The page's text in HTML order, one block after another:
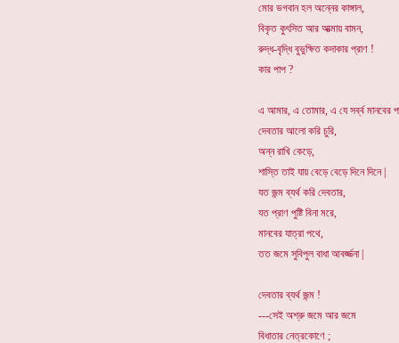
মোর ভগবান হল অন্নের কাঙ্গাল,
বিকৃত কুৎসিত আর আত্মায় বামন,
রুদ্ধ-বৃদ্ধি বুভুক্ষিত কদাকার প্রাণ !
কার পাপ ?
এ আমার, এ তোমার, এ যে সর্ব্ব মানবের
দেবতার আলো করি চুরি,
অন্ন রাখি কেড়ে,
শাস্তি তাই যায় বেড়ে বেড়ে দিনে দিনে |
যত জন্ম ব্যর্থ করি দেবতার,
যত প্রাণ পুষ্টি বিনা মরে,
মানবের যাত্রা পথে,
তত জমে সুবিপুল বাধা আবর্জ্জনা |
দেবতার ব্যর্থ জন্ম !
---সেই অশ্রু জমে আর জমে
বিধাতার নেত্রকোণে ;